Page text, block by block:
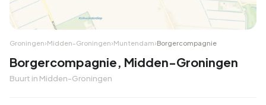
Groningen›Midden-Groningen›Muntendam›Borgercompagnie
Borgercompagnie, Midden-Groningen
Buurt in Midden-Groningen